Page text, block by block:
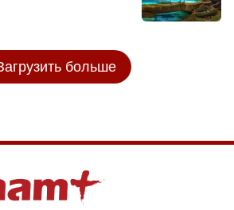
больше